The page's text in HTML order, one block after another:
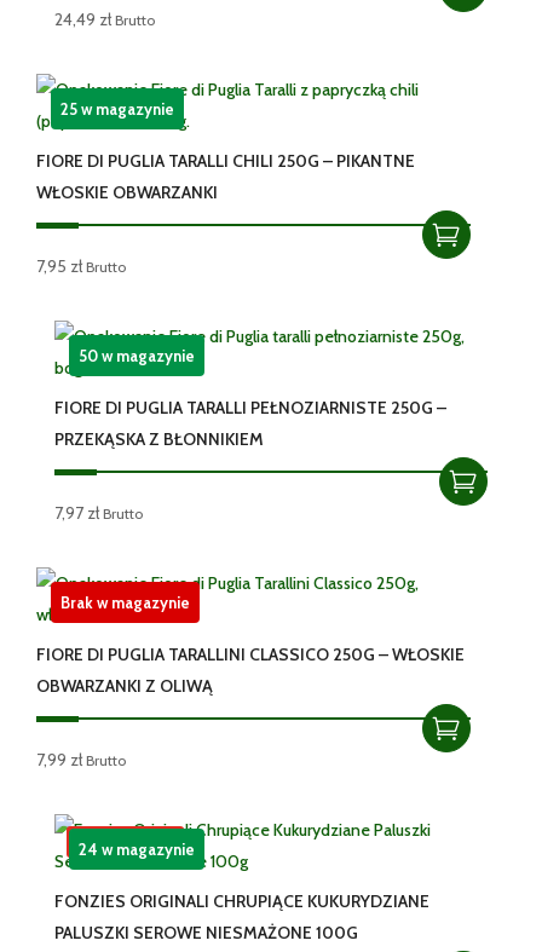
24,49 zł Brutto
FIORE DI PUGLIA TARALLI CHILI 250G – PIKANTNE
WŁOSKIE OBWARZANKI
7,95 zł Brutto
25 w magazynie
FIORE DI PUGLIA TARALLI PEŁNOZIARNISTE 250G –
PRZEKĄSKA Z BŁONNIKIEM
7,97 zł Brutto
50 w magazynie
FIORE DI PUGLIA TARALLINI CLASSICO 250G – WŁOSKIE
OBWARZANKI Z OLIWĄ
7,99 zł Brutto
Brak w magazynie
Promocja!
FONZIES ORIGINALI CHRUPIĄCE KUKURYDZIANE
PALUSZKI SEROWE NIESMAŻONE 100G
24 w magazynie